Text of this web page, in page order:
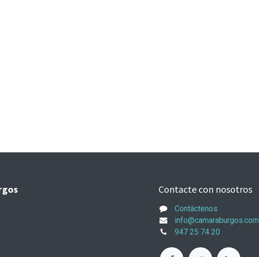
Contacte con nosotros
Contáctenos
info@camaraburgos.com
947 25 74 20